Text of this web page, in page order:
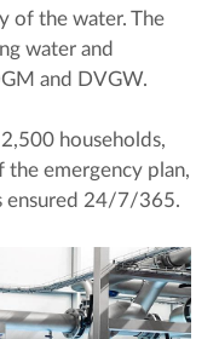
of the water. The
water and
and DVGW.
households,
the emergency plan,
ensured 24/7/365.